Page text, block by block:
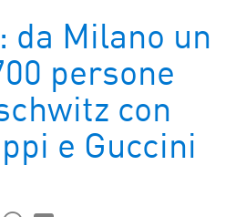
da Milano un
persone
con
e Guccini